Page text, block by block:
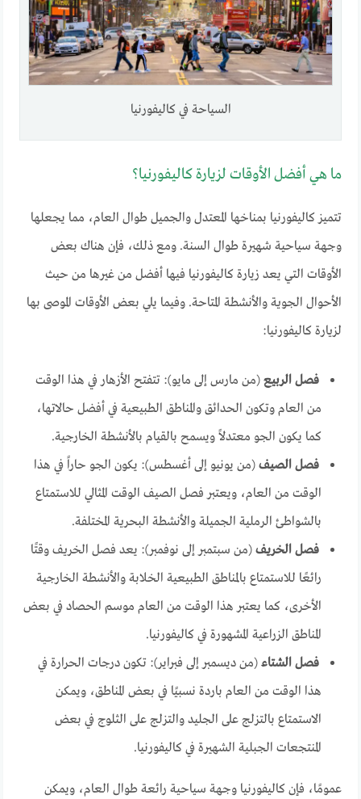
السياحة في كاليفورنيا
ما هي أفضل الأوقات لزيارة كاليفورنيا؟
تتميز كاليفورنيا بمناخها المعتدل والجميل طوال العام، مما يجعلها
وجهة سياحية شهيرة طوال السنة. ومع ذلك، فإن هناك بعض
الأوقات التي يعد زيارة كاليفورنيا فيها أفضل من غيرها من حيث
الأحوال الجوية والأنشطة المتاحة. وفيما يلي بعض الأوقات الموصى بها
لزيارة كاليفورنيا:
فصل الربيع (من مارس إلى مايو): تتفتح الأزهار في هذا الوقت
من العام وتكون الحدائق والمناطق الطبيعية في أفضل حالاتها،
كما يكون الجو معتدلاً ويسمح بالقيام بالأنشطة الخارجية.
فصل الصيف (من يونيو إلى أغسطس): يكون الجو حاراً في هذا
الوقت من العام، ويعتبر فصل الصيف الوقت المثالي للاستمتاع
بالشواطئ الرملية الجميلة والأنشطة البحرية المختلفة.
فصل الخريف (من سبتمبر إلى نوفمبر): يعد فصل الخريف وقتًا
رائعًا للاستمتاع بالمناطق الطبيعية الخلابة والأنشطة الخارجية
الأخرى، كما يعتبر هذا الوقت من العام موسم الحصاد في بعض
المناطق الزراعية المشهورة في كاليفورنيا.
فصل الشتاء (من ديسمبر إلى فبراير): تكون درجات الحرارة في
هذا الوقت من العام باردة نسبيًا في بعض المناطق، ويمكن
الاستمتاع بالتزلج على الجليد والتزلج على الثلوج في بعض
المنتجعات الجبلية الشهيرة في كاليفورنيا.
عمومًا، فإن كاليفورنيا وجهة سياحية رائعة طوال العام، ويمكن